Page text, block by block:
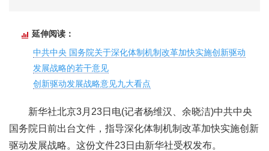
延伸阅读：
中共中央 国务院关于深化体制机制改革加快实施创新驱动
发展战略的若干意见
创新驱动发展战略意见九大看点
新华社北京3月23日电(记者杨维汉、余晓洁)中共中央
国务院日前出台文件，指导深化体制机制改革加快实施创新
驱动发展战略。这份文件23日由新华社受权发布。